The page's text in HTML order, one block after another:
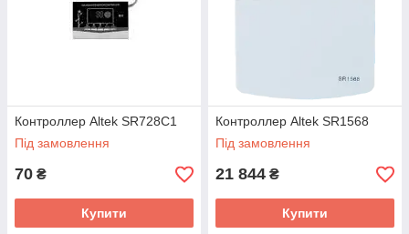
Контроллер Altek SR728C1
Під замовлення
70 ₴
Купити
Контроллер Altek SR1568
Під замовлення
21 844 ₴
Купити